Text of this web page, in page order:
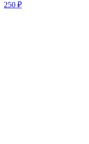
250 ₽